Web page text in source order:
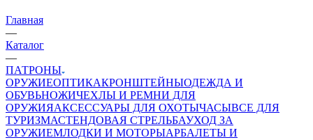
Главная
—
Каталог
—
ПАТРОНЫ
ОРУЖИЕОПТИКАКРОНШТЕЙНЫОДЕЖДА И
ОБУВЬНОЖИЧЕХЛЫ И РЕМНИ ДЛЯ
ОРУЖИЯАКСЕССУАРЫ ДЛЯ ОХОТЫЧАСЫВСЕ ДЛЯ
ТУРИЗМАСТЕНДОВАЯ СТРЕЛЬБАУХОД ЗА
ОРУЖИЕМЛОДКИ И МОТОРЫАРБАЛЕТЫ И